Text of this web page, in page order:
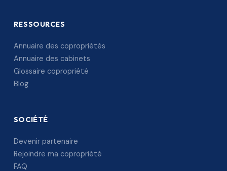
RESSOURCES
Annuaire des copropriétés
Annuaire des cabinets
Glossaire copropriété
Blog
SOCIÉTÉ
Devenir partenaire
Rejoindre ma copropriété
FAQ